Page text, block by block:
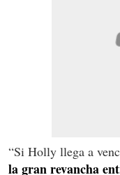
“Si Holly llega a
la gran revancha